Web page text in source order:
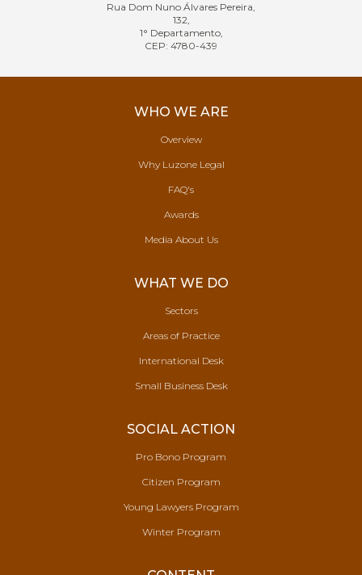
Rua Dom Nuno Álvares Pereira,
132,
1° Departamento,
CEP: 4780-439
WHO WE ARE
Overview
Why Luzone Legal
FAQ's
Awards
Media About Us
WHAT WE DO
Sectors
Areas of Practice
International Desk
Small Business Desk
SOCIAL ACTION
Pro Bono Program
Citizen Program
Young Lawyers Program
Winter Program